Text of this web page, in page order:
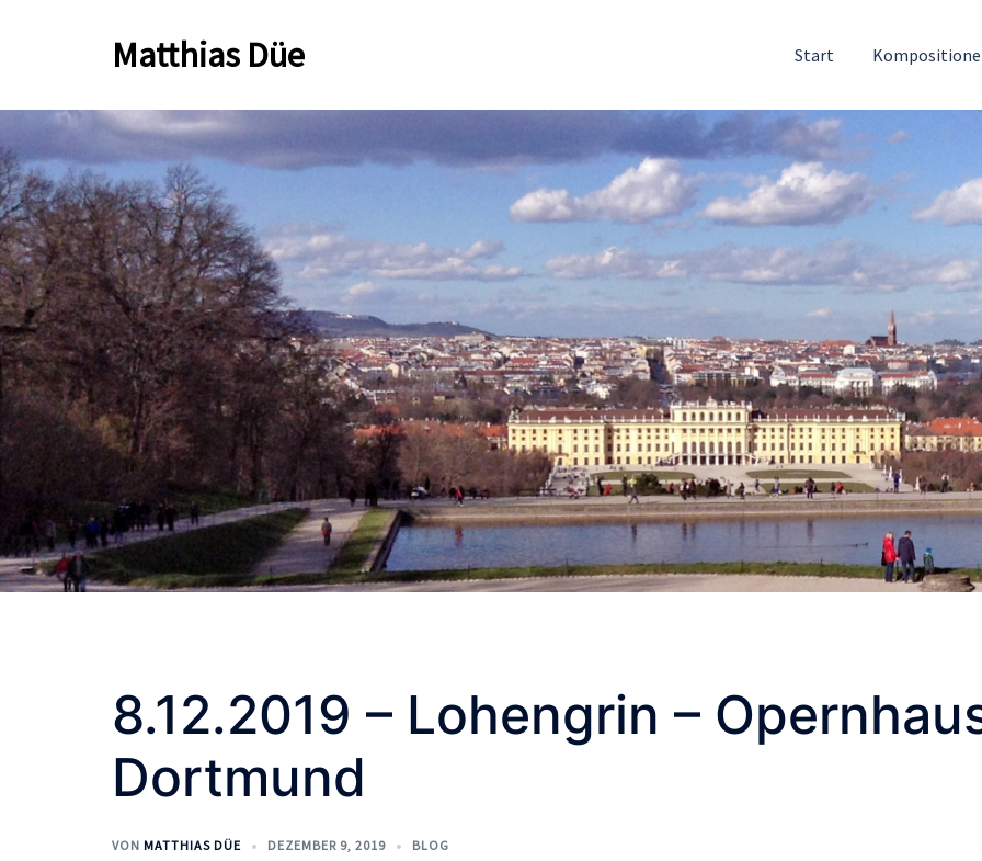
Matthias Düe Start
8.12.2019 – Lohengrin –
Dortmund
VON MATTHIAS DÜE DEZEMBER 9, 2019 BLOG